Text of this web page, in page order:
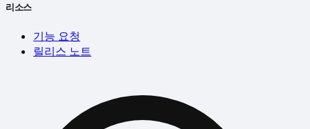
리소스
기능 요청
릴리스 노트